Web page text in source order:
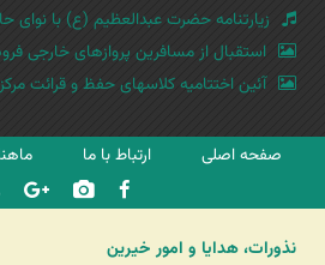
زیارتنامه حضرت عبدالعظیم (ع) با نوای
استقبال از مسافرین پروازهای خارجی
آئین اختتامیه کلاسهای حفظ و قرائت
صفحه اصلی ارتباط با ما
نذورات، هدایا و امور خیرین